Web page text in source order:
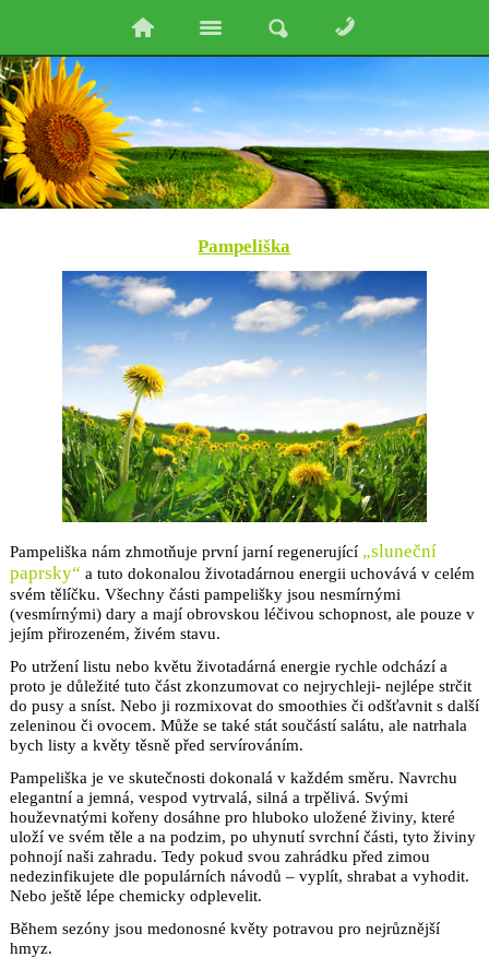
Pampeliška
Pampeliška nám zhmotňuje první jarní regenerující „sluneční
paprsky“ a tuto dokonalou životadárnou energii uchovává v celém
svém tělíčku. Všechny části pampelišky jsou nesmírnými
(vesmírnými) dary a mají obrovskou léčivou schopnost, ale pouze v
jejím přirozeném, živém stavu.
Po utržení listu nebo květu životadárná energie rychle odchází a
proto je důležité tuto část zkonzumovat co nejrychleji- nejlépe strčit
do pusy a sníst. Nebo ji rozmixovat do smoothies či odšťavnit s další
zeleninou či ovocem. Může se také stát součástí salátu, ale natrhala
bych listy a květy těsně před servírováním.
Pampeliška je ve skutečnosti dokonalá v každém směru. Navrchu
elegantní a jemná, vespod vytrvalá, silná a trpělivá. Svými
houževnatými kořeny dosáhne pro hluboko uložené živiny, které
uloží ve svém těle a na podzim, po uhynutí svrchní části, tyto živiny
pohnojí naši zahradu. Tedy pokud svou zahrádku před zimou
nedezinfikujete dle populárních návodů – vyplít, shrabat a vyhodit.
Nebo ještě lépe chemicky odplevelit.
Během sezóny jsou medonosné květy potravou pro nejrůznější
hmyz.